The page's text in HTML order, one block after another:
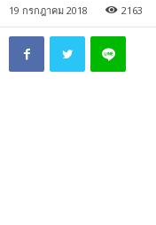
19 กรกฎาคม 2018 2163